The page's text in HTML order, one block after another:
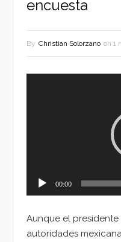
encuesta
By Christian Solorzano on 1
00:00
Aunque el
autoridades